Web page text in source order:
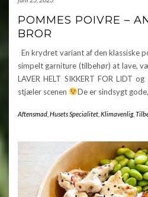
POMMES POIVRE –
BROR
En krydret variant af den klassiske
simpelt garniture (tilbehør) at lave,
LAVER HELT SIKKERT FOR LIDT
stjæler scenen
De er sindsygt
Aftensmad Husets Specialitet Klimavenlig,